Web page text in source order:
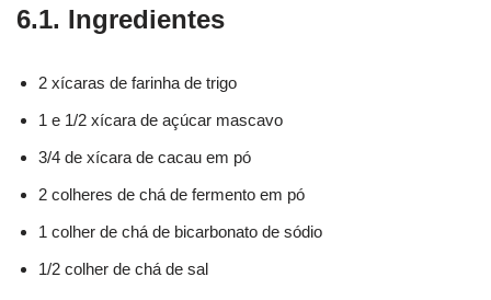
6.1. Ingredientes
2 xícaras de farinha de trigo
1 e 1/2 xícara de açúcar mascavo
3/4 de xícara de cacau em pó
2 colheres de chá de fermento em pó
1 colher de chá de bicarbonato de sódio
1/2 colher de chá de sal